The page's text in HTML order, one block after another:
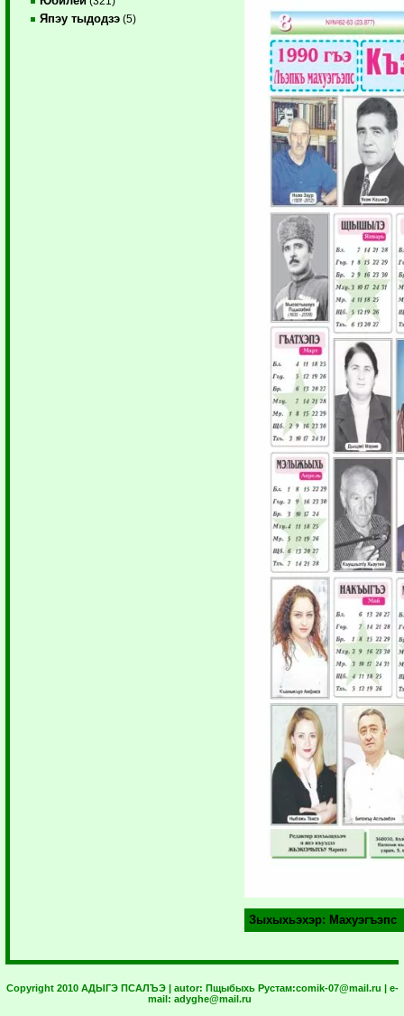
Япэу тыдодзэ (5)
Зыхыхьэхэр: Махуэгъэпс
Copyright 2010 АДЫГЭ ПСАЛЪЭ | autor: Пщыбыхь Рустам:comik-07@mail.ru | e-
mail: adyghe@mail.ru